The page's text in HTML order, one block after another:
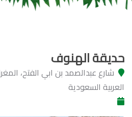
حديقة الهنوف
شارع عبدالصمد بن ابي الفتح،
العربية السعودية